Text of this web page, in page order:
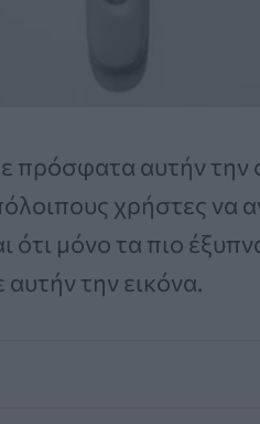
πρόσφατα αυτήν την
χρήστες να
ότι μόνο τα πιο
την εικόνα.